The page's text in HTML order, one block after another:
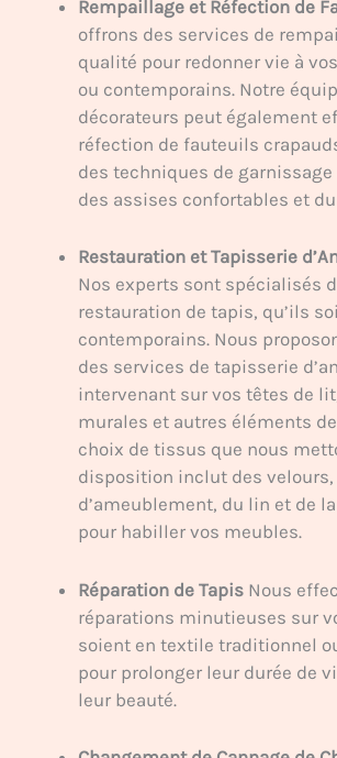
Rempaillage et Réfection de
offrons des services de
qualité pour redonner vie à
ou contemporains. Notre
décorateurs peut également
réfection de fauteuils
des techniques de
des assises confortables et
Restauration et Tapisserie
Nos experts sont spécialisés
restauration de tapis, qu’ils
contemporains. Nous
des services de tapisserie
intervenant sur vos têtes de
murales et autres éléments
choix de tissus que nous
disposition inclut des
d’ameublement, du lin et de
pour habiller vos meubles.
Réparation de Tapis Nous
réparations minutieuses sur
soient en textile traditionnel
pour prolonger leur durée de
leur beauté.